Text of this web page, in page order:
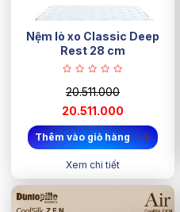
Nệm lò xo Classic Deep
Rest 28 cm
20.511.000
20.511.000
Thêm vào giỏ hàng
Xem chi tiết